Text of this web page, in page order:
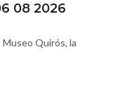
08 2026
Museo Quirós, la